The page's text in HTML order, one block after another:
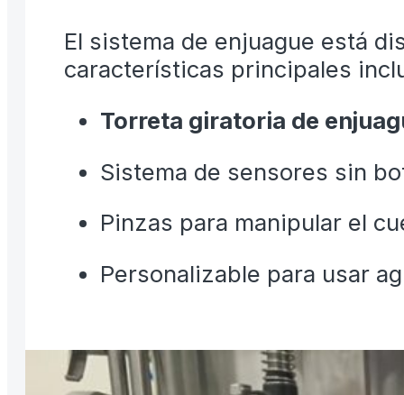
El sistema de enjuague está
características principales
Torreta giratoria de
Sistema de sensores sin
Pinzas para manipular el
Personalizable para usar